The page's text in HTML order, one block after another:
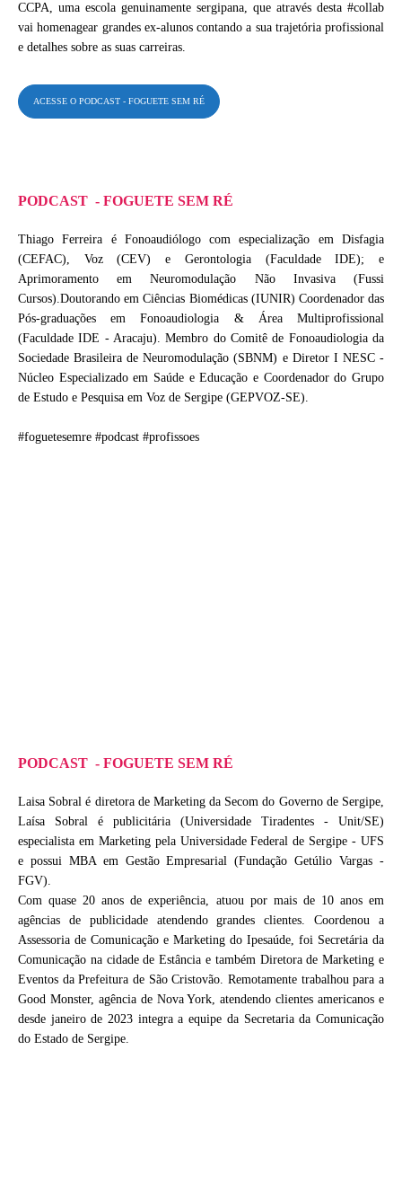
CCPA, uma escola genuinamente sergipana, que através desta #collab
vai homenagear grandes ex-alunos contando a sua trajetória profissional
e detalhes sobre as suas carreiras.
ACESSE O PODCAST - FOGUETE SEM RÉ
PODCAST - FOGUETE SEM RÉ
Thiago Ferreira é Fonoaudiólogo com especialização em Disfagia
(CEFAC), Voz (CEV) e Gerontologia (Faculdade IDE); e
Aprimoramento em Neuromodulação Não Invasiva (Fussi
Cursos).Doutorando em Ciências Biomédicas (IUNIR) Coordenador das
Pós-graduações em Fonoaudiologia & Área Multiprofissional
(Faculdade IDE - Aracaju). Membro do Comitê de Fonoaudiologia da
Sociedade Brasileira de Neuromodulação (SBNM) e Diretor I NESC -
Núcleo Especializado em Saúde e Educação e Coordenador do Grupo
de Estudo e Pesquisa em Voz de Sergipe (GEPVOZ-SE).
#foguetesemre #podcast #profissoes
PODCAST - FOGUETE SEM RÉ
Laisa Sobral é diretora de Marketing da Secom do Governo de Sergipe,
Laísa Sobral é publicitária (Universidade Tiradentes - Unit/SE)
especialista em Marketing pela Universidade Federal de Sergipe - UFS
e possui MBA em Gestão Empresarial (Fundação Getúlio Vargas -
FGV).
Com quase 20 anos de experiência, atuou por mais de 10 anos em
agências de publicidade atendendo grandes clientes. Coordenou a
Assessoria de Comunicação e Marketing do Ipesaúde, foi Secretária da
Comunicação na cidade de Estância e também Diretora de Marketing e
Eventos da Prefeitura de São Cristovão. Remotamente trabalhou para a
Good Monster, agência de Nova York, atendendo clientes americanos e
desde janeiro de 2023 integra a equipe da Secretaria da Comunicação
do Estado de Sergipe.